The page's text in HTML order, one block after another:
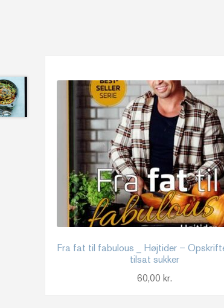
Fra fat til fabulous _ Højtider –
tilsat sukker
60,00 kr.